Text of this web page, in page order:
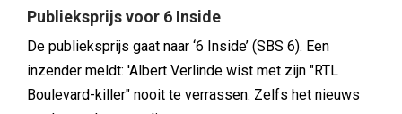
Publieksprijs voor 6 Inside
De publieksprijs gaat naar ‘6 Inside’ (SBS 6). Een
inzender meldt: 'Albert Verlinde wist met zijn "RTL
Boulevard-killer" nooit te verrassen. Zelfs het nieuws